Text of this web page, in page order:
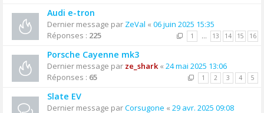
Audi e-tron
Dernier message par ZeVal « 06 juin 2025 15:35
Réponses : 225 1 … 13 14 15 16
Porsche Cayenne mk3
Dernier message par ze_shark« 24 mai 2025 13:06
Réponses : 65 1 2 3 4 5
Slate EV
Dernier message parCorsugone « 29 avr. 2025 09:08